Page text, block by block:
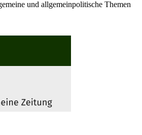
und allgemeinpolitische Themen